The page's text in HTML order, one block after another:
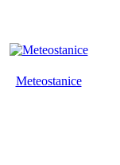
Meteostanice